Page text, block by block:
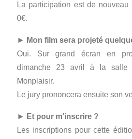
La participation est de
0€.
►
Mon film sera projeté
Oui. Sur grand écran en
dimanche 23 avril à la salle
Monplaisir.
Le jury prononcera ensuite son
►
Et pour m’inscrire ?
Les inscriptions pour cette